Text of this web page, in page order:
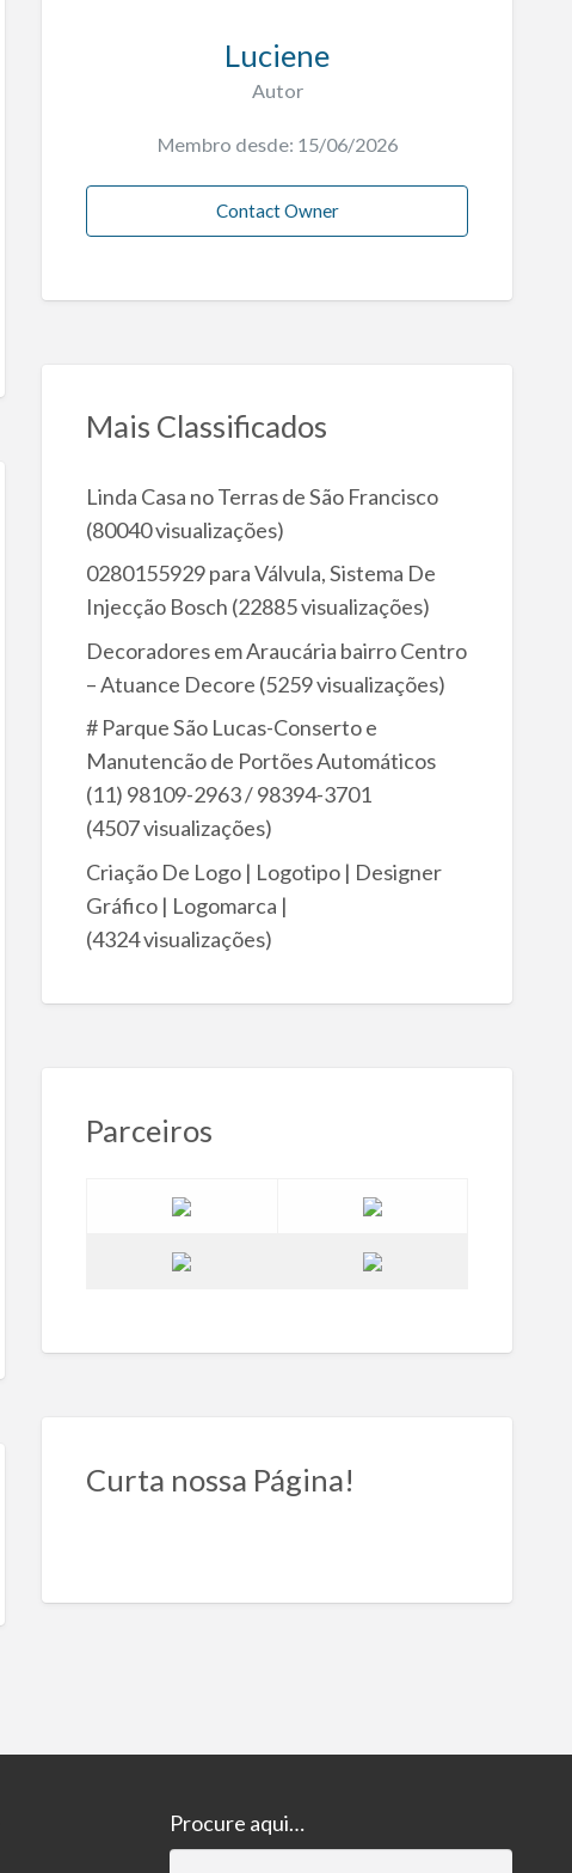
Luciene
Autor
Membro desde: 15/06/2026
Contact Owner
Mais Classificados
Linda Casa no Terras de São Francisco
(80040 visualizações)
0280155929 para Válvula, Sistema De
Injecção Bosch (22885 visualizações)
Decoradores em Araucária bairro Centro
– Atuance Decore (5259 visualizações)
# Parque São Lucas-Conserto e
Manutencão de Portões Automáticos
(11) 98109-2963 / 98394-3701
(4507 visualizações)
Criação De Logo | Logotipo | Designer
Gráfico | Logomarca |
(4324 visualizações)
Parceiros
Curta nossa Página!
Procure aqui…